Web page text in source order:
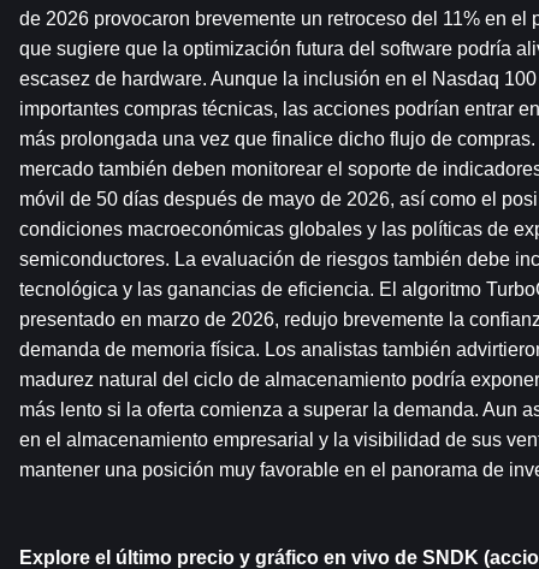
de 2026 provocaron brevemente un retroceso del 11% en el
que sugiere que la optimización futura del software podría
escasez de hardware. Aunque la inclusión en el Nasdaq
importantes compras técnicas, las acciones podrían entrar
más prolongada una vez que finalice dicho flujo de
mercado también deben monitorear el soporte de
móvil de 50 días después de mayo de 2026, así como el
condiciones macroeconómicas globales y las políticas de
semiconductores. La evaluación de riesgos también debe
tecnológica y las ganancias de eficiencia. El algoritmo
presentado en marzo de 2026, redujo brevemente la
demanda de memoria física. Los analistas también
madurez natural del ciclo de almacenamiento podría
más lento si la oferta comienza a superar la demanda. Aun
en el almacenamiento empresarial y la visibilidad de sus
mantener una posición muy favorable en el panorama de
Explore el último precio y gráfico en vivo de SNDK